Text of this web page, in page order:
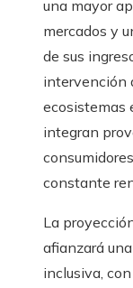
una mayor
mercados y
de sus
intervención
ecosistemas
integran
constante
La
afianzará
inclusiva,